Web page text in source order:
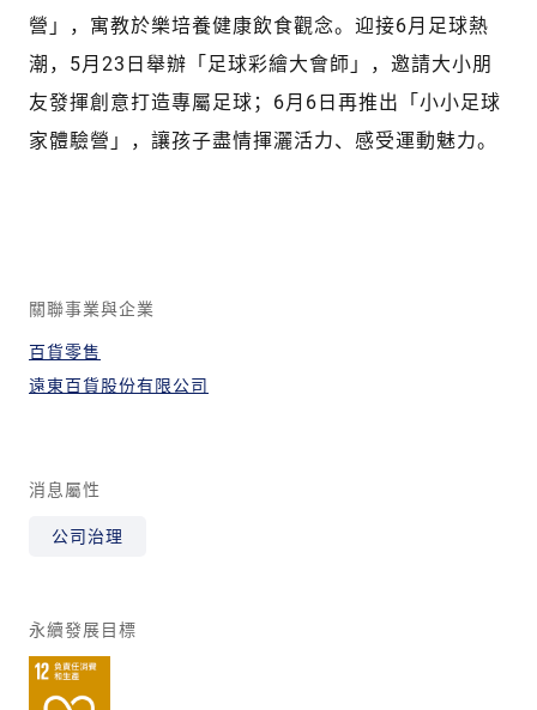
營」，寓教於樂培養健康飲食觀念。迎接6月足球熱
潮，5月23日舉辦「足球彩繪大會師」，邀請大小朋
友發揮創意打造專屬足球；6月6日再推出「小小足球
家體驗營」，讓孩子盡情揮灑活力、感受運動魅力。
關聯事業與企業
百貨零售
遠東百貨股份有限公司
消息屬性
公司治理
永續發展目標